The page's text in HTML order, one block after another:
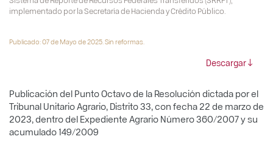
implementado por la Secretaría de Hacienda y Crédito Público.
Publicado: 07 de Mayo de 2025. Sin reformas.
Descargar
Publicación del Punto Octavo de la Resolución dictada por el
Tribunal Unitario Agrario, Distrito 33, con fecha 22 de marzo de
2023, dentro del Expediente Agrario Número 360/2007 y su
acumulado 149/2009